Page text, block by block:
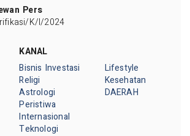
Pers
K/I/2024
KANAL
Bisnis Investasi
Religi
Astrologi
Peristiwa
Internasional
Teknologi
Lifestyle
Kesehatan
DAERAH